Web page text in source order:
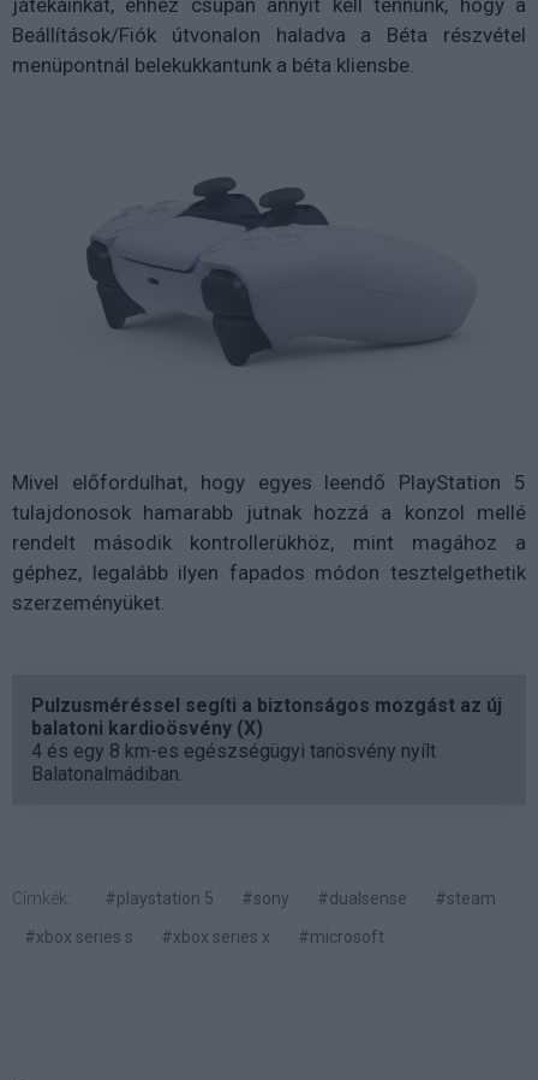
Beállítások/Fiók útvonalon haladva a Béta részvétel
menüpontnál belekukkantunk a béta kliensbe.
Mivel előfordulhat, hogy egyes leendő PlayStation 5
tulajdonosok hamarabb jutnak hozzá a konzol mellé
rendelt második kontrollerükhöz, mint magához a
géphez, legalább ilyen fapados módon tesztelgethetik
szerzeményüket.
Pulzusméréssel segíti a biztonságos mozgást az új
balatoni kardioösvény (X)
4 és egy 8 km-es egészségügyi tanösvény nyílt
Balatonalmádiban.
Címkék: #playstation 5 #sony #dualsense
#steam
#xbox series s
#xbox series x #microsoft